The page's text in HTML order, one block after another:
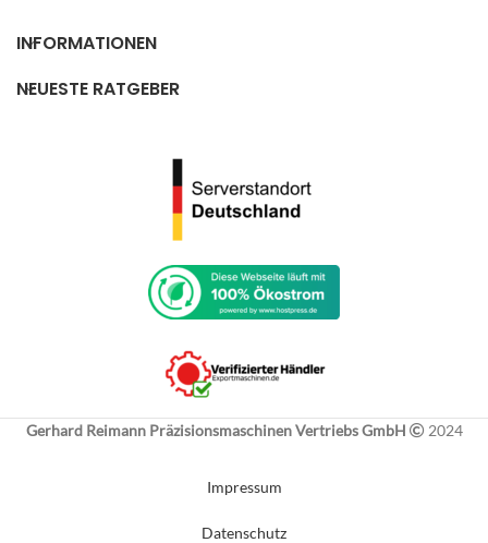
INFORMATIONEN
NEUESTE RATGEBER
Gerhard Reimann Präzisionsmaschinen Vertriebs GmbH 2024
Impressum
Datenschutz